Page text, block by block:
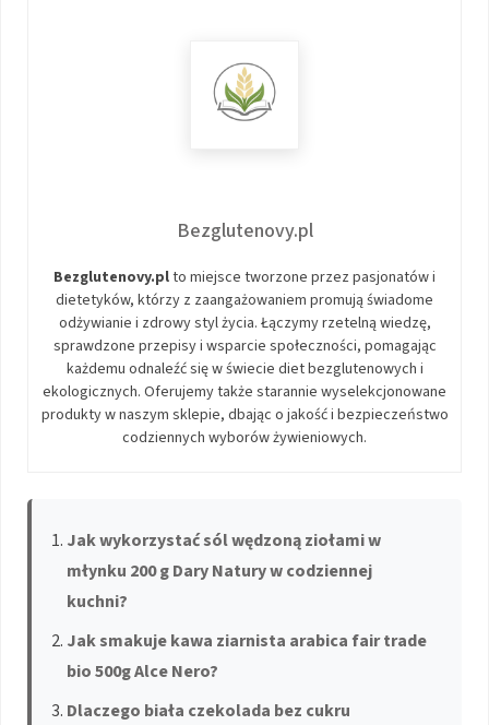
Bezglutenovy.pl
Bezglutenovy.plto miejsce tworzone przez pasjonatów i
dietetyków, którzy z zaangażowaniem promują świadome
odżywianie i zdrowy styl życia. Łączymy rzetelną wiedzę,
sprawdzone przepisy i wsparcie społeczności, pomagając
każdemu odnaleźć się w świecie diet bezglutenowych i
ekologicznych. Oferujemy także starannie wyselekcjonowane
produkty w naszym sklepie, dbając o jakość i bezpieczeństwo
codziennych wyborów żywieniowych.
Jak wykorzystać sól wędzoną ziołami w
młynku 200 g Dary Natury w codziennej
kuchni?
Jak smakuje kawa ziarnista arabica fair trade
bio 500g Alce Nero?
Dlaczego biała czekolada bez cukru